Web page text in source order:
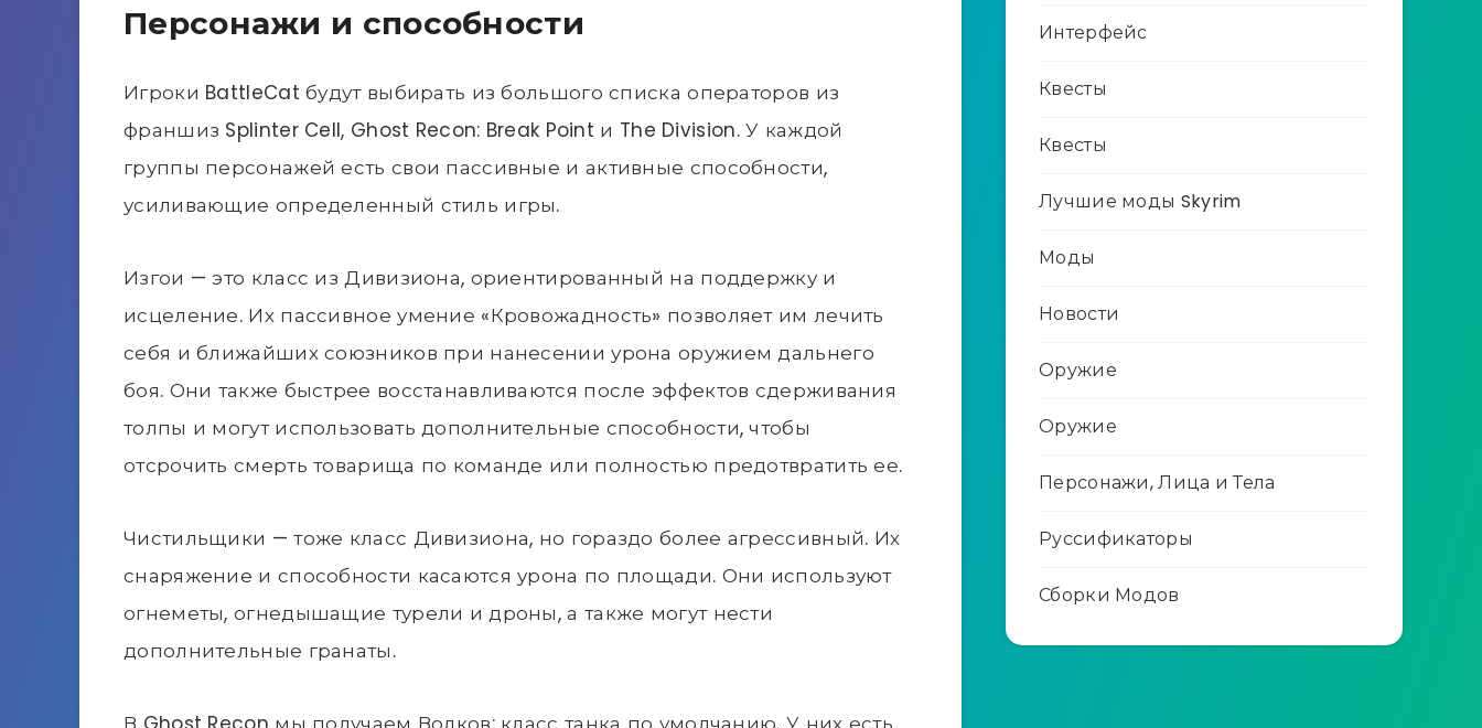
Персонажи и способности
Игроки BattleCat будут выбирать из большого списка операторов из
франшиз Splinter Cell, Ghost Recon: Break Point и The Division. У каждой
группы персонажей есть свои пассивные и активные способности,
усиливающие определенный стиль игры.
Изгои — это класс из Дивизиона, ориентированный на поддержку и
исцеление. Их пассивное умение «Кровожадность» позволяет им лечить
себя и ближайших союзников при нанесении урона оружием дальнего
боя. Они также быстрее восстанавливаются после эффектов сдерживания
толпы и могут использовать дополнительные способности, чтобы
отсрочить смерть товарища по команде или полностью предотвратить ее.
Чистильщики — тоже класс Дивизиона, но гораздо более агрессивный. Их
снаряжение и способности касаются урона по площади. Они используют
огнеметы, огнедышащие турели и дроны, а также могут нести
дополнительные гранаты.
Интерфейс
Квесты
Квесты
Лучшие моды Skyrim
Моды
Новости
Оружие
Оружие
Персонажи, Лица и Тела
Руссификаторы
Сборки Модов